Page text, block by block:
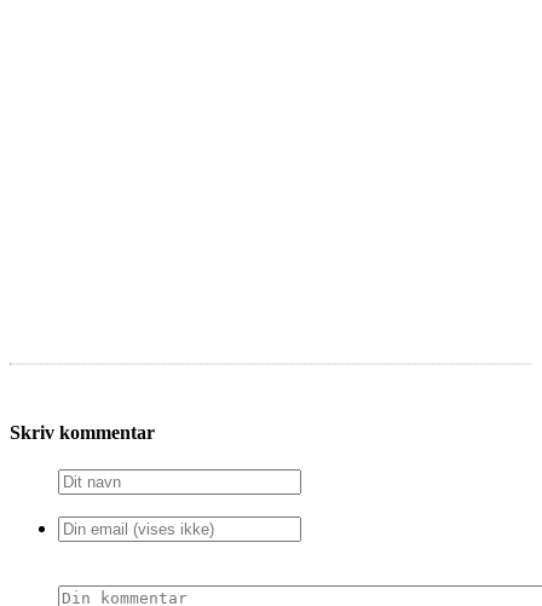
Skriv kommentar